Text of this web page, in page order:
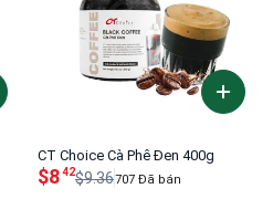
CT Choice Cà Phê Đen 400g
$842$9.36707 Đã bán